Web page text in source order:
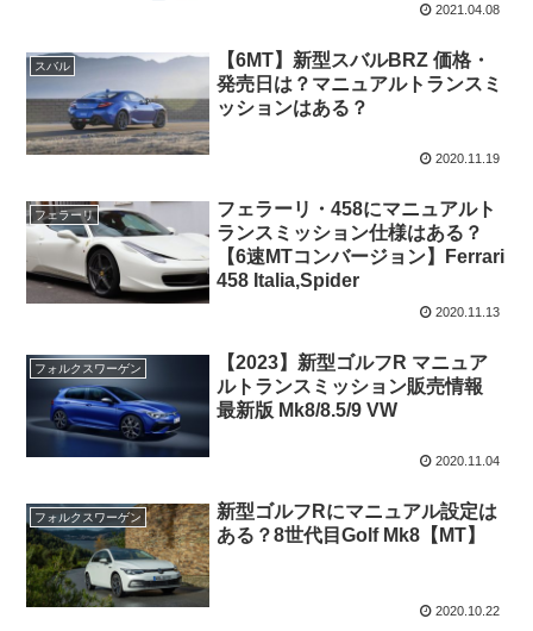
2021.04.08
スバル
【6MT】新型スバルBRZ 価格・
発売日は？マニュアルトランスミ
ッションはある？
2020.11.19
フェラーリ
フェラーリ・458にマニュアルト
ランスミッション仕様はある？
【6速MTコンバージョン】Ferrari
458 Italia,Spider
2020.11.13
フォルクスワーゲン
【2023】新型ゴルフR マニュア
ルトランスミッション販売情報
最新版 Mk8/8.5/9 VW
2020.11.04
フォルクスワーゲン
新型ゴルフRにマニュアル設定は
ある？8世代目Golf Mk8【MT】
2020.10.22